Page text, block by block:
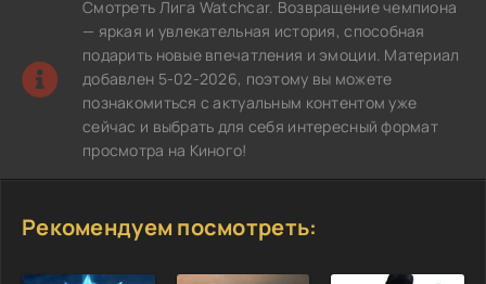
Смотреть Лига Watchcar. Возвращение чемпиона
— яркая и увлекательная история, способная
подарить новые впечатления и эмоции. Материал
добавлен 5-02-2026, поэтому вы можете
познакомиться с актуальным контентом уже
сейчас и выбрать для себя интересный формат
просмотра на Киного!
Рекомендуем посмотреть: